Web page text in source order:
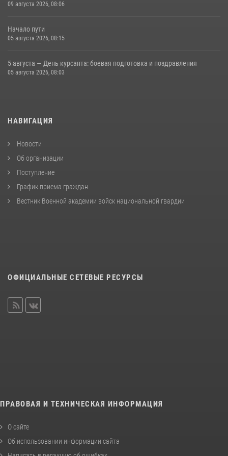
09 августа 2026, 08:06
Начало пути
05 августа 2026, 08:15
5 августа — День курсанта: боевая подготовка и поздравления
05 августа 2026, 08:03
НАВИГАЦИЯ
Новости
Об организации
Поступление
График приема граждан
Вестник Военной академии войск национальной гвардии
ОФИЦИАЛЬНЫЕ СЕТЕВЫЕ РЕСУРСЫ
ПРАВОВАЯ И ТЕХНИЧЕСКАЯ ИНФОРМАЦИЯ
О сайте
Об использовании информации сайта